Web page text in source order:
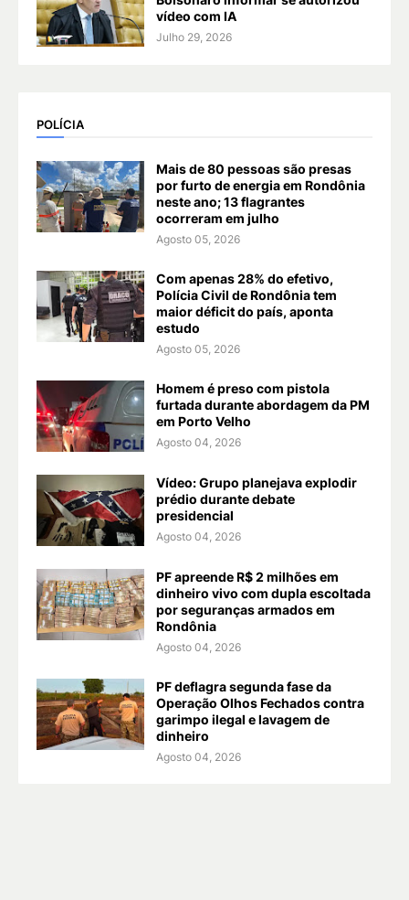
vídeo com IA
Julho 29, 2026
POLÍCIA
Mais de 80 pessoas são presas
por furto de energia em Rondônia
neste ano; 13 flagrantes
ocorreram em julho
Agosto 05, 2026
Com apenas 28% do efetivo,
Polícia Civil de Rondônia tem
maior déficit do país, aponta
estudo
Agosto 05, 2026
Homem é preso com pistola
furtada durante abordagem da PM
em Porto Velho
Agosto 04, 2026
Vídeo: Grupo planejava explodir
prédio durante debate
presidencial
Agosto 04, 2026
PF apreende R$ 2 milhões em
dinheiro vivo com dupla escoltada
por seguranças armados em
Rondônia
Agosto 04, 2026
PF deflagra segunda fase da
Operação Olhos Fechados contra
garimpo ilegal e lavagem de
dinheiro
Agosto 04, 2026